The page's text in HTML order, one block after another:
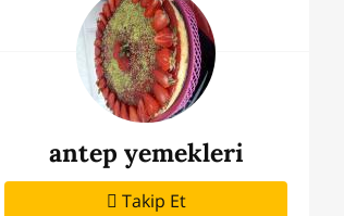
antep yemekleri
Takip Et